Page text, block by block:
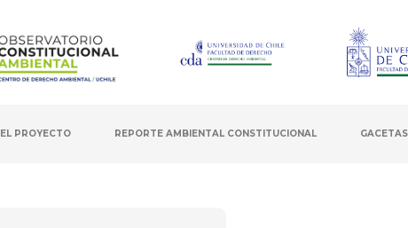
EL PROYECTO REPORTE AMBIENTAL CONSTITUCIONAL GACETAS